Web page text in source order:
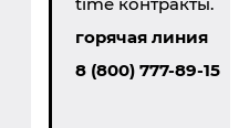
горячая линия
8 (800) 777-89-15